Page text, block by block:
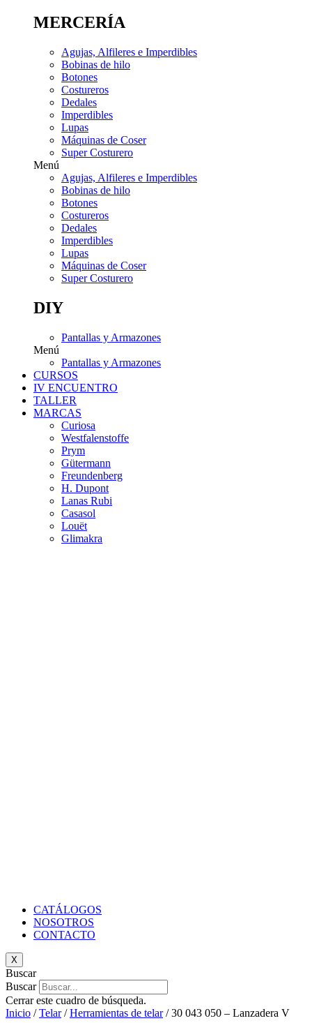
MERCERÍA
Agujas, Alfileres e Imperdibles
Bobinas de hilo
Botones
Costureros
Dedales
Imperdibles
Lupas
Máquinas de Coser
Super Costurero
Menú
Agujas, Alfileres e Imperdibles
Bobinas de hilo
Botones
Costureros
Dedales
Imperdibles
Lupas
Máquinas de Coser
Super Costurero
DIY
Pantallas y Armazones
Menú
Pantallas y Armazones
CURSOS
IV ENCUENTRO
TALLER
MARCAS
Curiosa
Westfalenstoffe
Prym
Gütermann
Freundenberg
H. Dupont
Lanas Rubi
Casasol
Louët
Glimakra
CATÁLOGOS
NOSOTROS
CONTACTO
X
Buscar
Buscar
Cerrar este cuadro de búsqueda.
Inicio /Telar/Herramientas de telar/ 30 043 050 – Lanzadera V